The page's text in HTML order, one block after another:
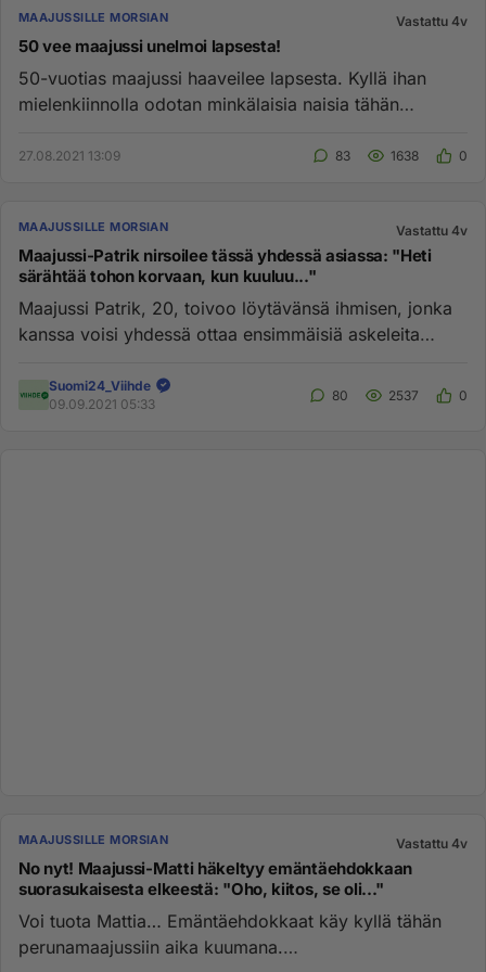
MAAJUSSILLE MORSIAN Vastattu 4v
50 vee maajussi unelmoi lapsesta!
50-vuotias maajussi haaveilee lapsesta. Kyllä ihan
mielenkiinnolla odotan minkälaisia naisia tähän
27.08.2021 13:09 83 1638 0
MAAJUSSILLE MORSIAN Vastattu 4v
Maajussi-Patrik nirsoilee tässä yhdessä asiassa: "Heti
särähtää tohon korvaan, kun kuuluu..."
Maajussi Patrik, 20, toivoo löytävänsä ihmisen, jonka
kanssa voisi yhdessä ottaa ensimmäisiä askeleita
Suomi24_Viihde
09.09.2021 05:33
80 2537 0
MAAJUSSILLE MORSIAN Vastattu 4v
No nyt! Maajussi-Matti häkeltyy emäntäehdokkaan
suorasukaisesta elkeestä: "Oho, kiitos, se oli..."
Voi tuota Mattia… Emäntäehdokkaat käy kyllä tähän
perunamaajussiin aika kuumana.